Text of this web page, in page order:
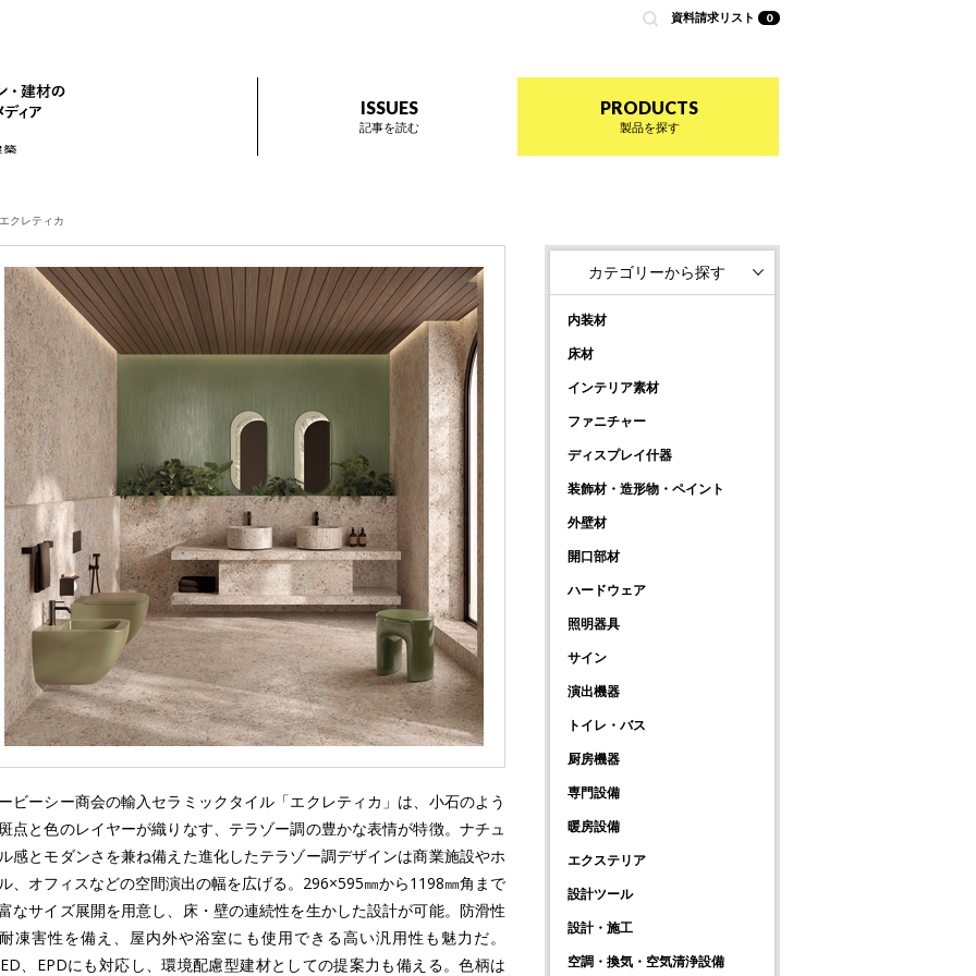
資料請求リスト 0
ISSUES
記事を読む
PRODUCTS
製品を探す
エクレティカ
ビーシー商会の輸入セラミックタイル「エクレティカ」は、小石のよう
点と色のレイヤーが織りなす、テラゾー調の豊かな表情が特徴。ナチュ
感とモダンさを兼ね備えた進化したテラゾー調デザインは商業施設やホ
、オフィスなどの空間演出の幅を広げる。296×595㎜から1198㎜角まで
なサイズ展開を用意し、床・壁の連続性を生かした設計が可能。防滑性
凍害性を備え、屋内外や浴室にも使用できる高い汎用性も魅力だ。
、EPDにも対応し、環境配慮型建材としての提案力も備える。色柄は
カテゴリーから探す
内装材
床材
インテリア素材
ファニチャー
ディスプレイ什器
装飾材・造形物・ペイント
外壁材
開口部材
ハードウェア
照明器具
サイン
演出機器
トイレ・バス
厨房機器
専門設備
暖房設備
エクステリア
設計ツール
設計・施工
空調・換気・空気清浄設備